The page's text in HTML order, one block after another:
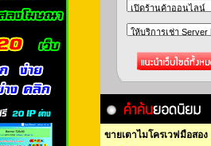
ขายเตาไมโครเวฟมือสอง